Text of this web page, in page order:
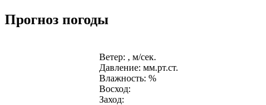
Прогноз погоды
Ветер: , м/сек.
Давление: мм.рт.ст.
Влажность: %
Восход:
Заход: